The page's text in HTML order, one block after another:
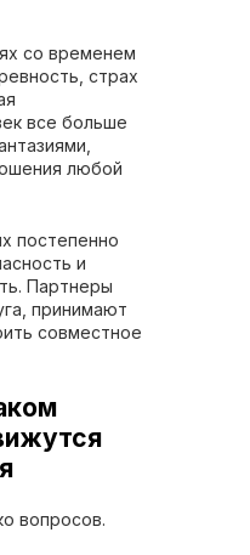
со временем
страх
все больше
любой
постепенно
и
Партнеры
принимают
совместное
вопросов.